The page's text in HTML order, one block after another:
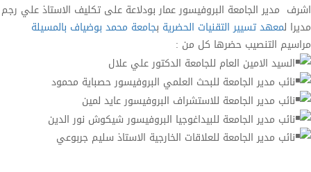
اشرف مدير الجامعة البروفيسور عمار بودلاعة على تكليف الاستاذ علي رجم
مديرا لمعهد تسيير التقنيات الحضرية بجامعة محمد بوضياف بالمسيلة
مراسيم التنصيب حضرها كل من :
السيد الامين العام للجامعة الدكتور علي علال
نائب مدير الجامعة للبحث العلمي البروفيسور حصباية محمود
نائب مدير الجامعة للاستشراف البروفيسور عايد لمين
نائب مدير الجامعة للبيداغوجيا البروفيسور شيكوش نور الدين
نائب مدير الجامعة للعلاقات الخارجية الاستاذ سليم جربوعي